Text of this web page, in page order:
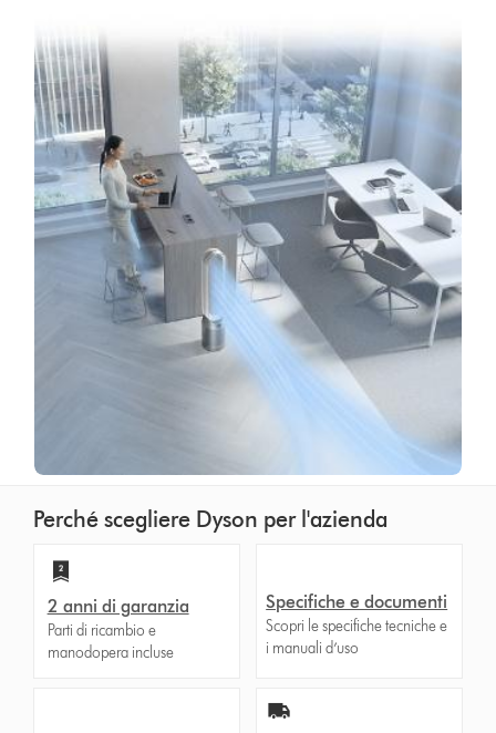
Perché scegliere Dyson per l'azienda
2 anni di garanzia
Parti di ricambio e
manodopera incluse
Specifiche e documenti
Scopri le specifiche tecniche e
i manuali d’uso